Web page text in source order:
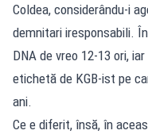
Coldea, considerându-i
demnitari iresponsabili.
DNA de vreo 12-13 ori,
etichetă de KGB-ist pe
ani.
Ce e diferit, însă, în